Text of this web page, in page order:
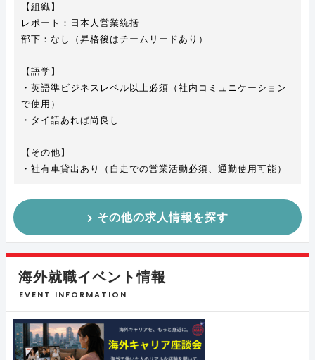
【組織】
レポート：日本人営業統括
部下：なし（昇格後はチームリードあり）
【語学】
・英語準ビジネスレベル以上必須（社内コミュニケーション
で使用）
・タイ語あれば尚良し
【その他】
・社有車貸出あり（自走での営業活動必須、通勤使用可能）
その他の求人情報を探す
海外就職イベント情報
EVENT INFORMATION